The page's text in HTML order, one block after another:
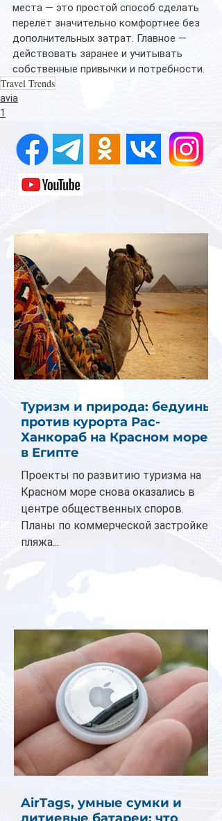
места — это простой способ сделать
перелёт значительно комфортнее без
дополнительных затрат. Главное —
действовать заранее и учитывать
собственные привычки и потребности.
Travel Trends
avia
1
Туризм и природа: бедуины
против курорта Рас-
Ханкораб на Красном море
в Египте
Проекты по развитию туризма на
Красном море снова оказались в
центре общественных споров.
Планы по коммерческой застройке
пляжа...
AirTags, умные сумки и